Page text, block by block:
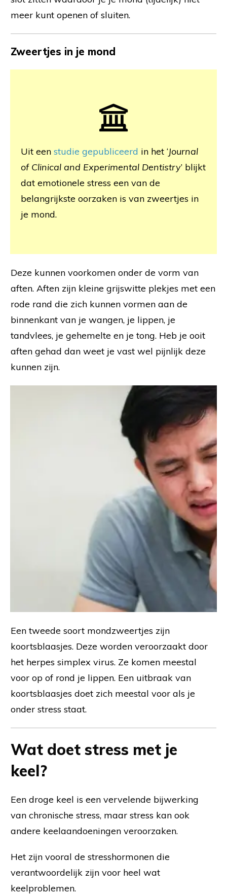
meer kunt openen of sluiten.
Zweertjes in je mond
Uit een studie gepubliceerd in het ‘Journal
of Clinical and Experimental Dentistry’ blijkt
dat emotionele stress een van de
belangrijkste oorzaken is van zweertjes in
je mond.
Deze kunnen voorkomen onder de vorm van
aften. Aften zijn kleine grijswitte plekjes met een
rode rand die zich kunnen vormen aan de
binnenkant van je wangen, je lippen, je
tandvlees, je gehemelte en je tong. Heb je ooit
aften gehad dan weet je vast wel pijnlijk deze
kunnen zijn.
Een tweede soort mondzweertjes zijn
koortsblaasjes. Deze worden veroorzaakt door
het herpes simplex virus. Ze komen meestal
voor op of rond je lippen. Een uitbraak van
koortsblaasjes doet zich meestal voor als je
onder stress staat.
Wat doet stress met je
keel?
Een droge keel is een vervelende bijwerking
van chronische stress, maar stress kan ook
andere keelaandoeningen veroorzaken.
Het zijn vooral de stresshormonen die
verantwoordelijk zijn voor heel wat
keelproblemen.